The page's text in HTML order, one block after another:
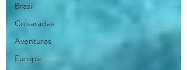
Brasil
Coisaradas
Aventuras
Europa